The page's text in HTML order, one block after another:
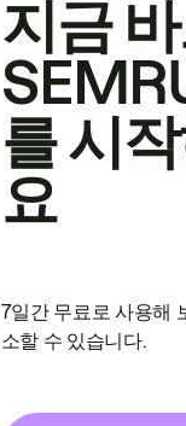
지금
를 시
요
7일간 무료로 사용해
소할 수 있습니다.